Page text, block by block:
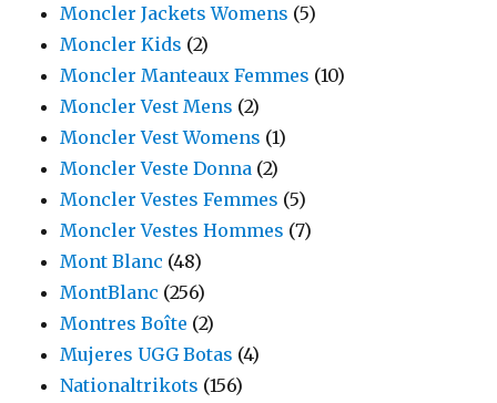
Moncler Jackets Womens (5)
Moncler Kids (2)
Moncler Manteaux Femmes (10)
Moncler Vest Mens (2)
Moncler Vest Womens (1)
Moncler Veste Donna (2)
Moncler Vestes Femmes (5)
Moncler Vestes Hommes (7)
Mont Blanc (48)
MontBlanc (256)
Montres Boîte (2)
Mujeres UGG Botas (4)
Nationaltrikots (156)